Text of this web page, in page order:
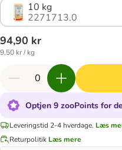
10 kg
2271713.0
94,90 kr
9,50 kr / kg
Optjen 9 zooPoints for
Leveringstid 2-4 hverdage. Læs
Returpolitik Læs mere